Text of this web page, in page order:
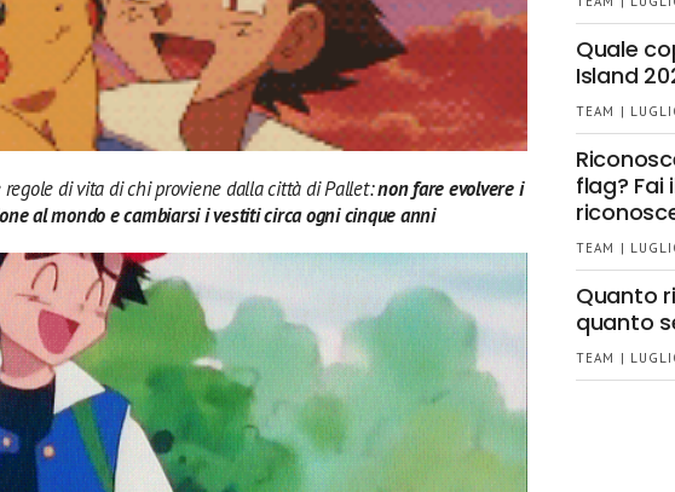
regole di vita di chi proviene dalla città di Pallet:non fare evolvere i
al mondo e cambiarsi i vestiti circa ogni cinque anni
Quale
Island
TEAM |
flag? Fai
TEAM |
Quanto
quanto
TEAM |